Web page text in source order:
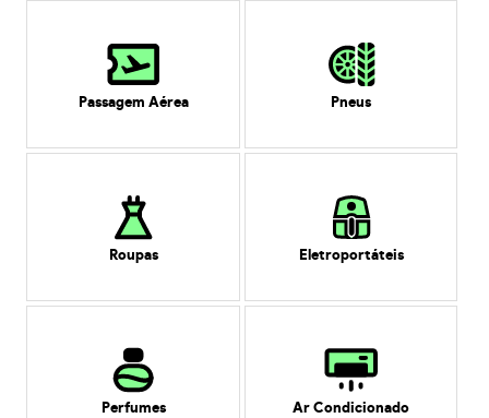
Passagem Aérea Pneus
Roupas Eletroportáteis
Perfumes Ar Condicionado